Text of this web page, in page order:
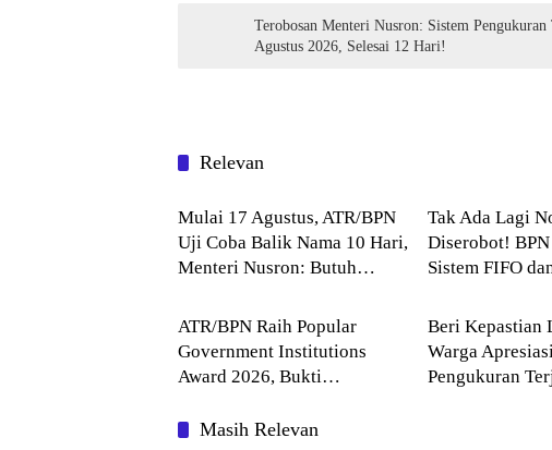
Terobosan Menteri Nusron: Sistem
Agustus 2026, Selesai 12 Hari!
Relevan
Agraria
Mulai 17 Agustus, ATR/BPN
Uji Coba Balik Nama 10 Hari,
Menteri Nusron: Butuh
Tak Ada Lagi
Diserobot!
Sistem FIFO
ATR/BPN Raih Popular
Government Institutions
Award 2026, Bukti
Komunikasi Kementerian
Beri Kepastian
Warga
Pengukuran
Masih Relevan